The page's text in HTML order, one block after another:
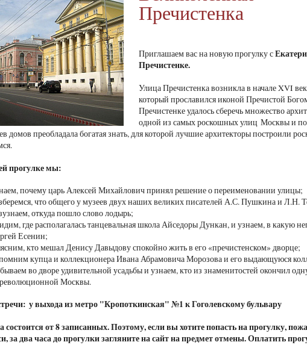
Пречистенка
Приглашаем вас на новую прогулку с
Пречистенке.
Улица Пречистенка возникла в начале XVI
который прославился иконой Пречистой
Пречистенке удалось сберечь множество
одной из самых роскошных улиц Москвы и
домов преобладала богатая знать, для которой лучшие архитекторы построили
прогулке мы:
почему царь Алексей Михайлович принял решение о переименовании улицы;
что общего у музеев двух наших великих писателей А.С. Пушкина и Л.Н.
откуда пошло слово лодырь;
где располагалась танцевальная школа Айседоры Дункан, и узнаем, в какую
Есенин;
кто мешал Денису Давыдову спокойно жить в его «пречистенском» дворце;
купца и коллекционера Ивана Абрамовича Морозова и его выдающуюся
во дворе удивительной усадьбы и узнаем, кто из знаменитостей окончил
Москвы.
у выхода из метро "Кропоткинская" №1 к Гоголевскому бульвару
состоится от 8 записанных. Поэтому, если вы хотите попасть на прогулку,
за два часа до прогулки загляните на сайт на предмет отмены. Оплатить